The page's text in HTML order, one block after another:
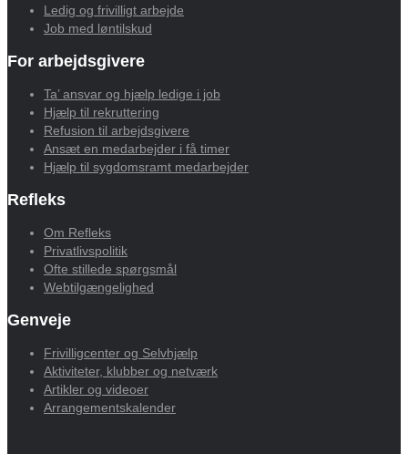
Ledig og frivilligt arbejde
Job med løntilskud
For arbejdsgivere
Ta’ ansvar og hjælp ledige i job
Hjælp til rekruttering
Refusion til arbejdsgivere
Ansæt en medarbejder i få timer
Hjælp til sygdomsramt medarbejder
Refleks
Om Refleks
Privatlivspolitik
Ofte stillede spørgsmål
Webtilgængelighed
Genveje
Frivilligcenter og Selvhjælp
Aktiviteter, klubber og netværk
Artikler og videoer
Arrangementskalender